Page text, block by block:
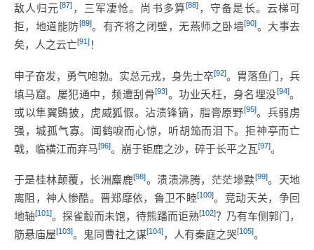
敌人归元 [87]，三军凄怆。尚书多算[88]，守备是长。云梯可
拒，地道能防[89]。有齐将之闭壁，无燕师之卧墙[90]。大事去
矣，人之云亡[91] ！
申子奋发，勇气咆勃。实总元戎，身先士卒[92]。胄落鱼门，兵
填马窟。屡犯通中，频遭刮骨[93]。功业夭枉，身名埋没[94]。
或以隼翼鷃披，虎威狐假。沾渍锋镝，脂膏原野[95]。兵弱虏
强，城孤气寡。闻鹤唳而心惊，听胡笳而泪下。拒神亭而亡
戟，临横江而弃马[96]。崩于钜鹿之沙，碎于长平之瓦[97]。
于是桂林颠覆，长洲麋鹿[98]。溃溃沸腾，茫茫墋黩 [99]。天地
离阻，神人惨酷。晋郑靡依，鲁卫不睦[100]。竞动天关，争回
地轴[101]。探雀鷇而未饱，待熊蹯而讵熟[102]？乃有车侧郭门，
筋悬庙屋[103]。鬼同曹社之谋[104] ，人有秦庭之哭[105]。